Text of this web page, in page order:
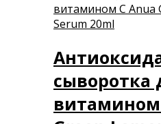
сыворотка